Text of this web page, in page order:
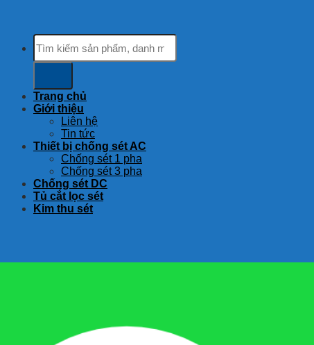
Tìm
kiếm:
Trang chủ
Giới thiệu
Liên hệ
Tin tức
Thiết bị chống sét AC
Chống sét 1 pha
Chống sét 3 pha
Chống sét DC
Tủ cắt lọc sét
Kim thu sét